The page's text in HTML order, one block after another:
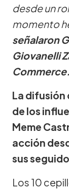
desde un
momento
señalaron
Giovanelli
Commerce.
La difusión
de los
Meme
acción
sus
Los 10